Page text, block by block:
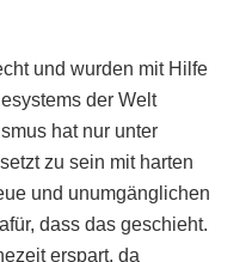
und wurden mit Hilfe
der Welt
hat nur unter
zu sein mit harten
und unumgänglichen
dass das geschieht.
erspart, da